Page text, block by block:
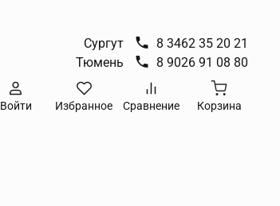
Сургут
8 3462 35 20 21
Тюмень
8 9026 91 08 80
Войти Избранное Сравнение Корзина